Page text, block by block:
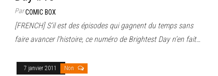
ParCOMIC BOX
[FRENCH] S’il est des épisodes qui gagnent du temps sans
faire avancer l’histoire, ce numéro de Brightest Day n’en fait…
7 janvier 2011 Non